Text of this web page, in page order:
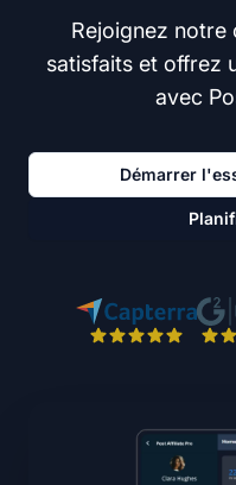
Rejoignez notre
satisfaits et offrez
avec
Démarrer